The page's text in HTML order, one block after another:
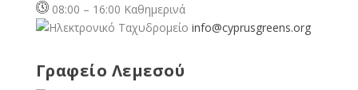
08:00 – 16:00 Καθημερινά
info@cyprusgreens.org
Γραφείο Λεμεσού